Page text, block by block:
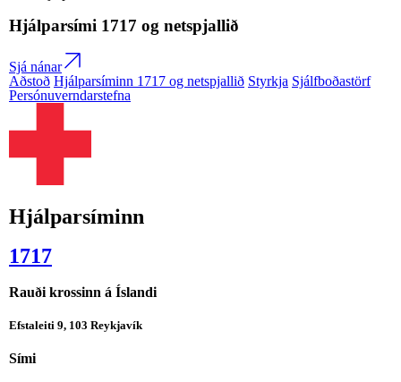
Hjálparsími 1717 og netspjallið
Sjá nánar
Aðstoð Hjálparsíminn 1717 og netspjallið Styrkja Sjálfboðastörf
Persónuverndarstefna
Hjálparsíminn
1717
Rauði krossinn á Íslandi
Efstaleiti 9, 103 Reykjavík
Sími